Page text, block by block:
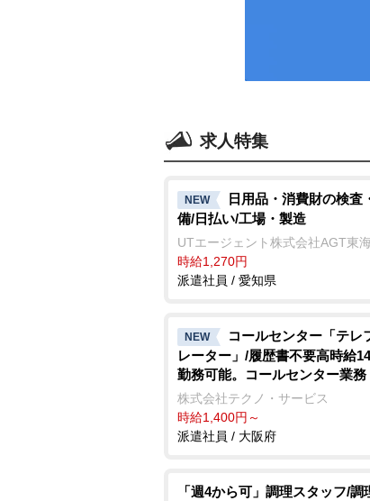
求人特集
NEW
日用品・消費財の検査
備/日払い/工場・製造
UTエージェント株式会社AGT東
時給1,270円
派遣社員 / 愛知県
NEW
コールセンター「テレ
レーター」/履歴書不要高時給
勤務可能。コールセンター業務
株式会社テクノ・サービス
時給1,400円～
派遣社員 / 大阪府
「週4から可」調理スタッフ/調